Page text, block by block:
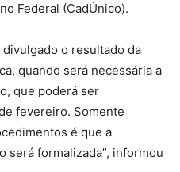
Federal (CadÚnico).
o resultado da
quando será necessária a
que poderá ser
fevereiro. Somente
é que a
será formalizada”, informou